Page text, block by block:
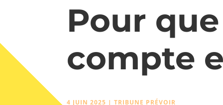
Pour
compte
4 JUIN 2025 |TRIBUNE PRÉVOIR